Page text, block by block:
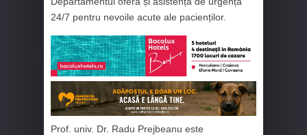
24/7 pentru nevoile acute ale pacienților.
Prof. univ. Dr. Radu Prejbeanu este